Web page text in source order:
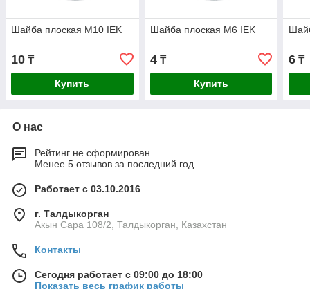
Шайба плоская M10 IEK
10 ₸
Купить
Шайба плоская M6 IEK
4₸
Купить
6 ₸
О нас
Рейтинг не сформирован
Менее 5 отзывов за последний год
Работает с 03.10.2016
г. Талдыкорган
Акын Сара 108/2, Талдыкорган, Казахстан
Контакты
Сегодня работает с 09:00 до 18:00
Показать весь график работы